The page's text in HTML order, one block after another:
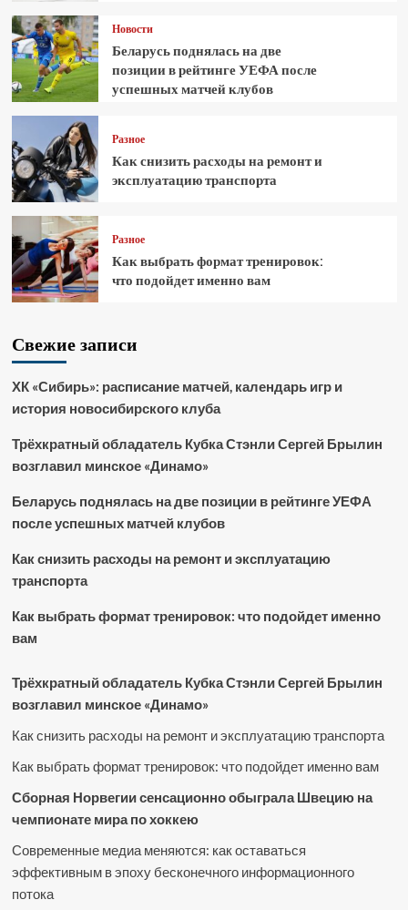
Новости
Беларусь поднялась на две
позиции в рейтинге УЕФА после
успешных матчей клубов
Разное
Как снизить расходы на ремонт и
эксплуатацию транспорта
Разное
Как выбрать формат тренировок:
что подойдет именно вам
Свежие записи
ХК «Сибирь»: расписание матчей, календарь игр и
история новосибирского клуба
Трёхкратный обладатель Кубка Стэнли Сергей Брылин
возглавил минское «Динамо»
Беларусь поднялась на две позиции в рейтинге УЕФА
после успешных матчей клубов
Как снизить расходы на ремонт и эксплуатацию
транспорта
Как выбрать формат тренировок: что подойдет именно
вам
Трёхкратный обладатель Кубка Стэнли Сергей Брылин
возглавил минское «Динамо»
Как снизить расходы на ремонт и эксплуатацию транспорта
Как выбрать формат тренировок: что подойдет именно вам
Сборная Норвегии сенсационно обыграла Швецию на
чемпионате мира по хоккею
Современные медиа меняются: как оставаться
эффективным в эпоху бесконечного информационного
потока